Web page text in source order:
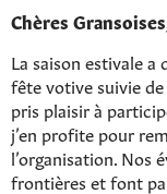
Chères
La saison estivale
fête votive suivie de
pris plaisir à
j’en profite pour
l’organisation. Nos
frontières et font